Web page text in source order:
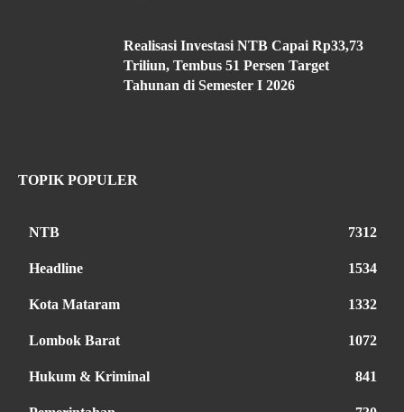
Realisasi Investasi NTB Capai Rp33,73
Triliun, Tembus 51 Persen Target
Tahunan di Semester I 2026
TOPIK POPULER
NTB 7312
Headline 1534
Kota Mataram 1332
Lombok Barat 1072
Hukum & Kriminal 841